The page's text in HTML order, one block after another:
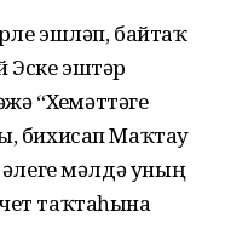
эшләп, байтаҡ
Эске эштәр
“Хеҙмәттәге
бихисап Маҡтау
әлеге мәлдә уның
таҡтаһына